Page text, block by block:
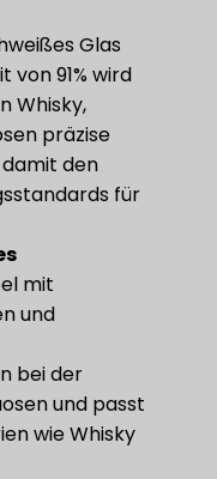
Glas
von 91% wird
Whisky,
präzise
den
für
mit
und
bei der
und passt
wie Whisky